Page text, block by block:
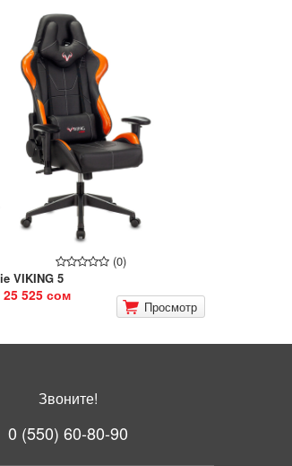
(0)
VIKING 5
25 525 сом
Просмотр
Звоните!
0 (550) 60-80-90